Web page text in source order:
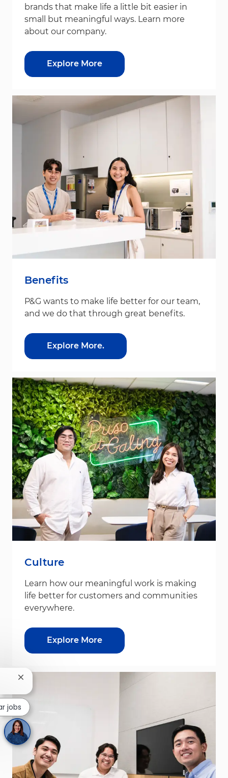
brands that make life a little bit easier in
small but meaningful ways. Learn more
about our company.
Explore More
Benefits
P&G wants to make life better for our team,
and we do that through great benefits.
Explore More.
Culture
Learn how our meaningful work is making
life better for customers and communities
everywhere.
Explore More
Close chatbot notification
jobs